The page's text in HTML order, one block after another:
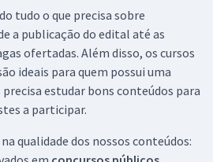
tudo o que precisa sobre
a publicação do edital até as
ofertadas. Além disso, os cursos
ideais para quem possui uma
estudar bons conteúdos para
a participar.
qualidade dos nossos conteúdos: